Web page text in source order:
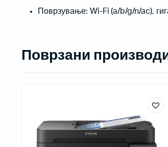
Поврзување: Wi-Fi (a/b/g/n/ac),
Поврзани